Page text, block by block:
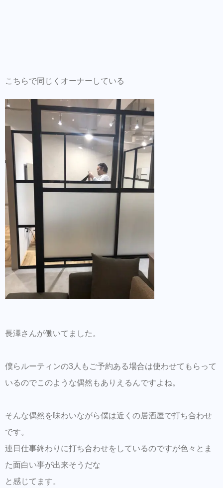
こちらで同じくオーナーしている
長澤さんが働いてました。
僕らルーティンの3人もご予約ある場合は使わせてもらって
いるのでこのような偶然もありえるんですよね。
そんな偶然を味わいながら僕は近くの居酒屋で打ち合わせ
です。
連日仕事終わりに打ち合わせをしているのですが色々とま
た面白い事が出来そうだな
と感じてます。